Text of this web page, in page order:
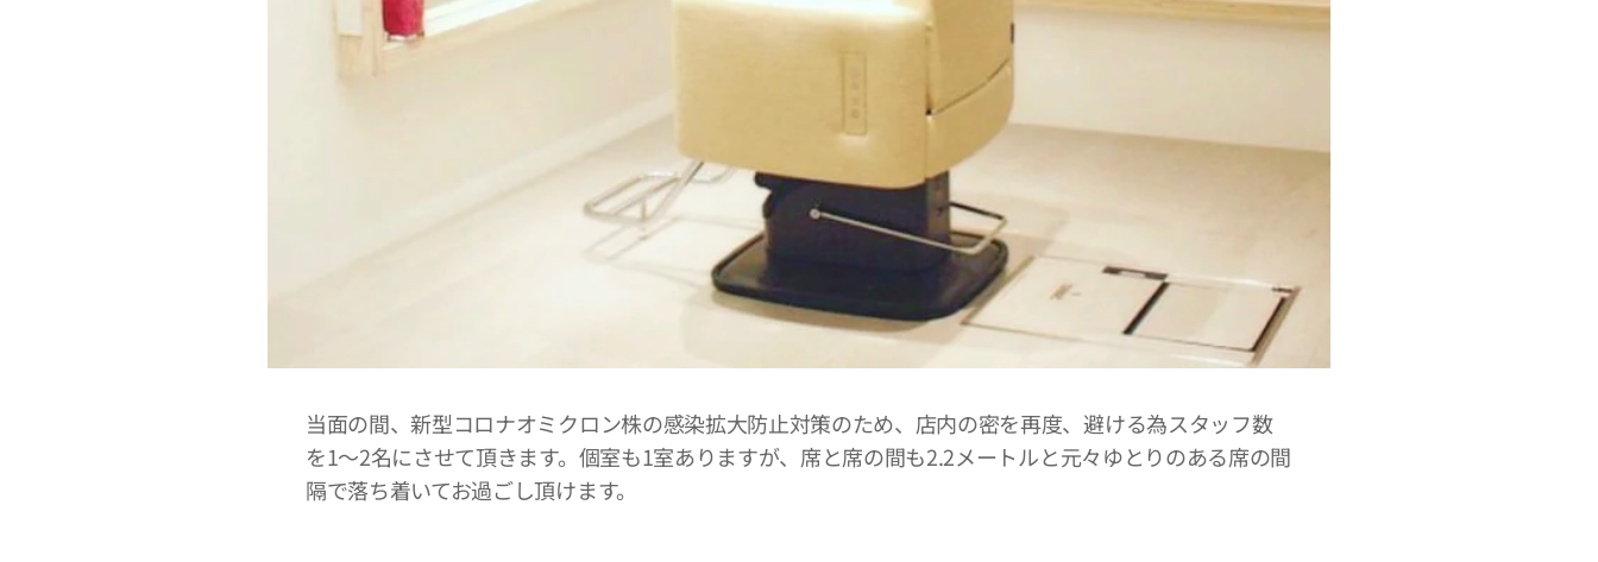
当面の間、新型コロナオミクロン株の感染拡大防止対策のため、店内の密を再度、避ける為スタッフ数
を1〜2名にさせて頂きます。個室も1室ありますが、席と席の間も2.2メートルと元々ゆとりのある席の間
隔で落ち着いてお過ごし頂けます。